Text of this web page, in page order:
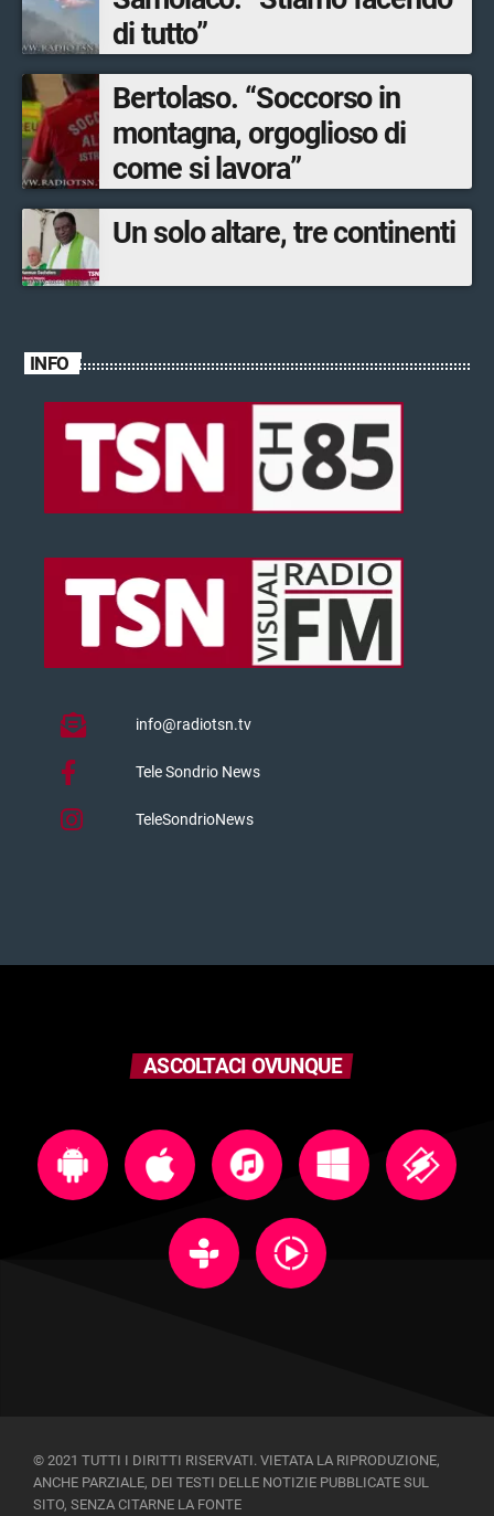
di tutto”
Bertolaso. “Soccorso in
montagna, orgoglioso di
come si lavora”
Un solo altare, tre continenti
INFO
info@radiotsn.tv
Tele Sondrio News
TeleSondrioNews
ASCOLTACI OVUNQUE
© 2021 TUTTI I DIRITTI RISERVATI. VIETATA LA RIPRODUZIONE,
ANCHE PARZIALE, DEI TESTI DELLE NOTIZIE PUBBLICATE SUL
SITO, SENZA CITARNE LA FONTE